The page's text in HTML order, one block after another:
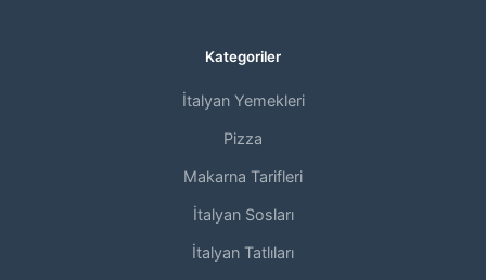
Kategoriler
İtalyan Yemekleri
Pizza
Makarna Tarifleri
İtalyan Sosları
İtalyan Tatlıları